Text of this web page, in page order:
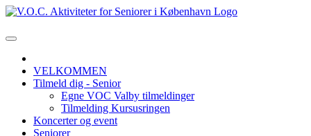
VELKOMMEN
Tilmeld dig - Senior
Egne VOC Valby tilmeldinger
Tilmelding Kursusringen
Koncerter og event
Seniorer